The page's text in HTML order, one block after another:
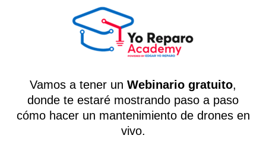
Vamos a tener un Webinario gratuito,
donde te estaré mostrando paso a paso
cómo hacer un mantenimiento de drones en
vivo.